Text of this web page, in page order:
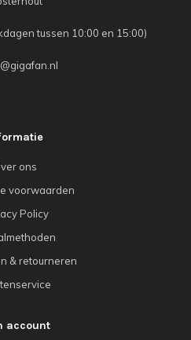
tussen 10:00 en 15:00)
ons
voorwaarden
Policy
& retourneren
account